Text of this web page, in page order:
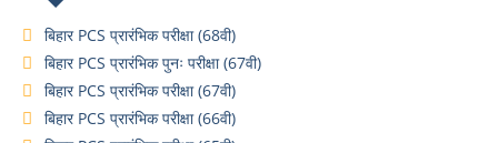
बिहार PCS प्रारंभिक परीक्षा (68वी)
बिहार PCS प्रारंभिक पुनः परीक्षा (67वी)
बिहार PCS प्रारंभिक परीक्षा (67वी)
बिहार PCS प्रारंभिक परीक्षा (66वी)